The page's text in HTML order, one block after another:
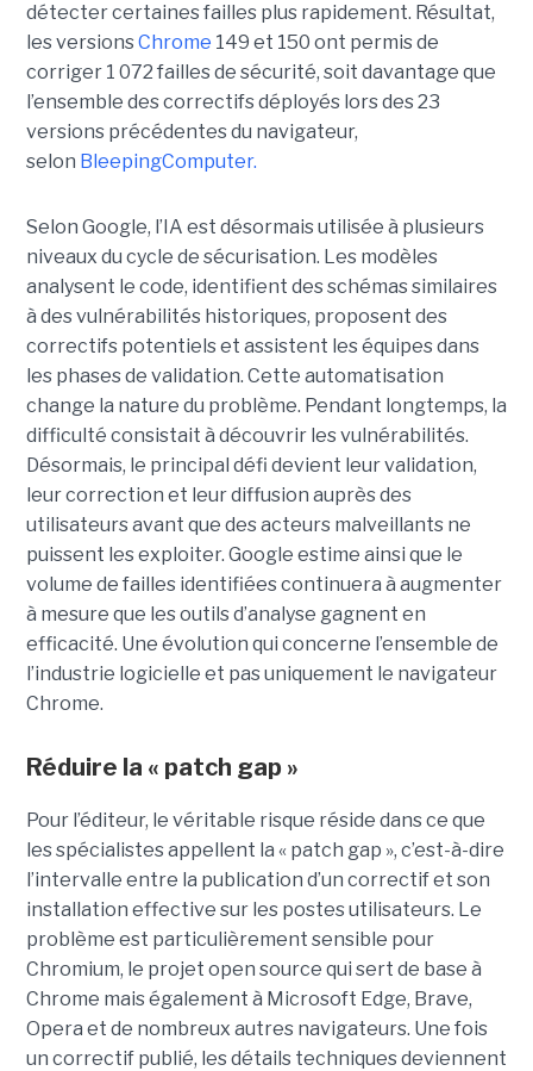
détecter certaines failles plus rapidement. Résultat,
les versionsChrome 149 et 150 ont permis de
corriger 1 072 failles de sécurité, soit davantage que
l’ensemble des correctifs déployés lors des 23
versions précédentes du navigateur,
selon BleepingComputer.
Selon Google, l’IA est désormais utilisée à plusieurs
niveaux du cycle de sécurisation. Les modèles
analysent le code, identifient des schémas similaires
à des vulnérabilités historiques, proposent des
correctifs potentiels et assistent les équipes dans
les phases de validation. Cette automatisation
change la nature du problème. Pendant longtemps, la
difficulté consistait à découvrir les vulnérabilités.
Désormais, le principal défi devient leur validation,
leur correction et leur diffusion auprès des
utilisateurs avant que des acteurs malveillants ne
puissent les exploiter. Google estime ainsi que le
volume de failles identifiées continuera à augmenter
à mesure que les outils d’analyse gagnent en
efficacité. Une évolution qui concerne l’ensemble de
l’industrie logicielle et pas uniquement le navigateur
Chrome.
Réduire la « patch gap »
Pour l’éditeur, le véritable risque réside dans ce que
les spécialistes appellent la « patch gap », c’est-à-dire
l’intervalle entre la publication d’un correctif et son
installation effective sur les postes utilisateurs. Le
problème est particulièrement sensible pour
Chromium, le projet open source qui sert de base à
Chrome mais également à Microsoft Edge, Brave,
Opera et de nombreux autres navigateurs. Une fois
un correctif publié, les détails techniques deviennent